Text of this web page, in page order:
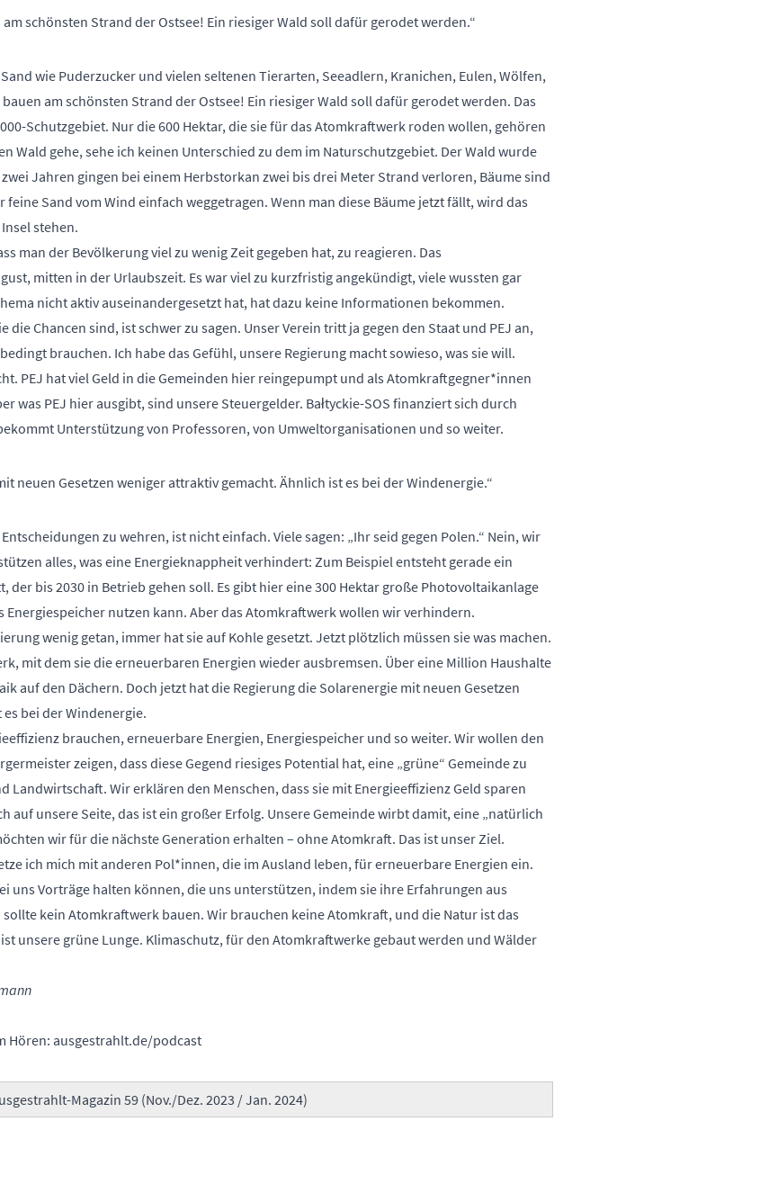
schönsten Strand der Ostsee! Ein riesiger Wald soll dafür gerodet werden.“
wie Puderzucker und vielen seltenen Tierarten, Seeadlern, Kranichen, Eulen, Wölfen,
am schönsten Strand der Ostsee! Ein riesiger Wald soll dafür gerodet werden. Das
Schutzgebiet. Nur die 600 Hektar, die sie für das Atomkraftwerk roden wollen, gehören
Wald gehe, sehe ich keinen Unterschied zu dem im Naturschutzgebiet. Der Wald wurde
Jahren gingen bei einem Herbstorkan zwei bis drei Meter Strand verloren, Bäume sind
Sand vom Wind einfach weggetragen. Wenn man diese Bäume jetzt fällt, wird das
stehen.
man der Bevölkerung viel zu wenig Zeit gegeben hat, zu reagieren. Das
mitten in der Urlaubszeit. Es war viel zu kurzfristig angekündigt, viele wussten gar
nicht aktiv auseinandergesetzt hat, hat dazu keine Informationen bekommen.
die Chancen sind, ist schwer zu sagen. Unser Verein tritt ja gegen den Staat und PEJ an,
brauchen. Ich habe das Gefühl, unsere Regierung macht sowieso, was sie will.
PEJ hat viel Geld in die Gemeinden hier reingepumpt und als Atomkraftgegner*innen
was PEJ hier ausgibt, sind unsere Steuergelder. Bałtyckie-SOS finanziert sich durch
Unterstützung von Professoren, von Umweltorganisationen und so weiter.
neuen Gesetzen weniger attraktiv gemacht. Ähnlich ist es bei der Windenergie.“
zu wehren, ist nicht einfach. Viele sagen: „Ihr seid gegen Polen.“ Nein, wir
alles, was eine Energieknappheit verhindert: Zum Beispiel entsteht gerade ein
der bis 2030 in Betrieb gehen soll. Es gibt hier eine 300 Hektar große Photovoltaikanlage
Energiespeicher nutzen kann. Aber das Atomkraftwerk wollen wir verhindern.
wenig getan, immer hat sie auf Kohle gesetzt. Jetzt plötzlich müssen sie was machen.
mit dem sie die erneuerbaren Energien wieder ausbremsen. Über eine Million Haushalte
auf den Dächern. Doch jetzt hat die Regierung die Solarenergie mit neuen Gesetzen
bei der Windenergie.
brauchen, erneuerbare Energien, Energiespeicher und so weiter. Wir wollen den
zeigen, dass diese Gegend riesiges Potential hat, eine „grüne“ Gemeinde zu
Landwirtschaft. Wir erklären den Menschen, dass sie mit Energieeffizienz Geld sparen
auf unsere Seite, das ist ein großer Erfolg. Unsere Gemeinde wirbt damit, eine „natürlich
wir für die nächste Generation erhalten – ohne Atomkraft. Das ist unser Ziel.
ich mich mit anderen Pol*innen, die im Ausland leben, für erneuerbare Energien ein.
uns Vorträge halten können, die uns unterstützen, indem sie ihre Erfahrungen aus
kein Atomkraftwerk bauen. Wir brauchen keine Atomkraft, und die Natur ist das
unsere grüne Lunge. Klimaschutz, für den Atomkraftwerke gebaut werden und Wälder
Hören: ausgestrahlt.de/podcast
Magazin 59 (Nov./Dez. 2023 / Jan. 2024)